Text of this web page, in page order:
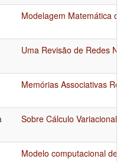
Modelagem Matemática
Uma Revisão de Redes
Memórias Associativas
Sobre Cálculo
Modelo computacional